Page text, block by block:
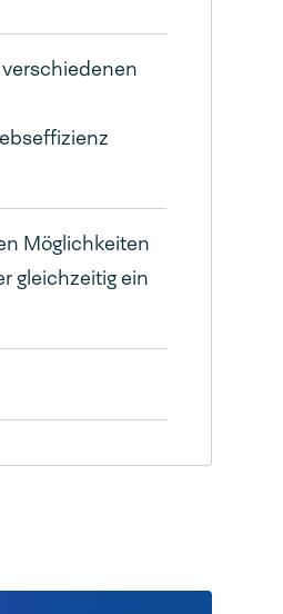
Möglichkeiten
gleichzeitig ein